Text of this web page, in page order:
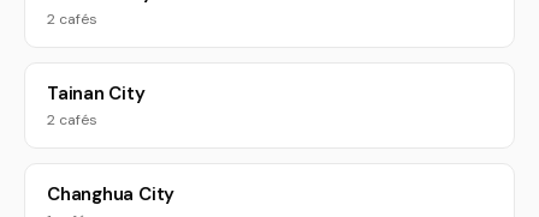
2 cafés
Tainan City
2 cafés
Changhua City